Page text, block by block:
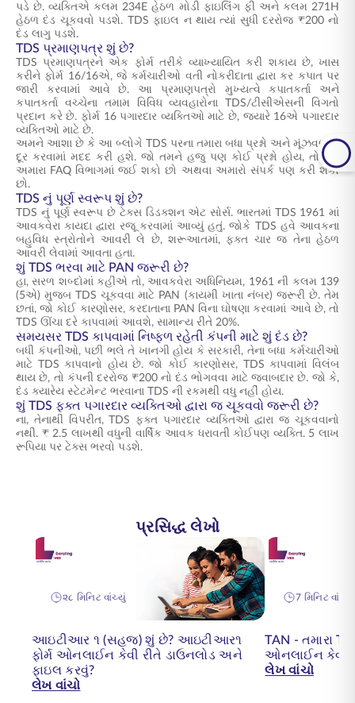
પડે છે. વ્યક્તિએ કલમ 234E હેઠળ મોડી ફાઇલિંગ ફી અને કલમ 271H
હેઠળ દંડ ચૂકવવો પડશે. TDS ફાઇલ ન થાય ત્યાં સુધી દરરોજ ₹200 નો
દંડ લાગુ પડશે.
TDS પ્રમાણપત્ર શું છે?
TDS પ્રમાણપત્રને એક ફોર્મ તરીકે વ્યાખ્યાયિત કરી શકાય છે, ખાસ
કરીને ફોર્મ 16/16એ, જે કર્મચારીઓ વતી નોકરીદાતા દ્વારા કર કપાત પર
જારી કરવામાં આવે છે. આ પ્રમાણપત્રો મુખ્યત્વે કપાતકર્તા અને
કપાતકર્તા વચ્ચેના તમામ વિવિધ વ્યવહારોના TDS/ટીસીએસની વિગતો
પ્રદાન કરે છે. ફોર્મ 16 પગારદાર વ્યક્તિઓ માટે છે, જ્યારે 16એ પગારદાર
વ્યક્તિઓ માટે છે.
અમને આશા છે કે આ બ્લોગે TDS પરના તમારા બધા પ્રશ્નો અને મૂંઝવણોને
દૂર કરવામાં મદદ કરી હશે. જો તમને હજુ પણ કોઈ પ્રશ્નો હોય, તો તમે
અમારા FAQ વિભાગમાં જઈ શકો છો અથવા અમારો સંપર્ક પણ કરી શકો
છો.
TDS નું પૂર્ણ સ્વરૂપ શું છે?
TDS નું પૂર્ણ સ્વરૂપ છે ટેક્સ ડિડક્શન એટ સોર્સ. ભારતમાં TDS 1961 માં
આવકવેરા કાયદા દ્વારા રજૂ કરવામાં આવ્યું હતું. જોકે TDS હવે આવકના
બહુવિધ સ્ત્રોતોને આવરી લે છે, શરૂઆતમાં, ફક્ત ચાર જ તેના હેઠળ
આવરી લેવામાં આવતા હતા.
શું TDS ભરવા માટે PAN જરૂરી છે?
હા, સરળ શબ્દોમાં કહીએ તો, આવકવેરા અધિનિયમ, 1961 ની કલમ 139
(5એ) મુજબ TDS ચૂકવવા માટે PAN (કાયમી ખાતા નંબર) જરૂરી છે. તેમ
છતાં, જો કોઈ કારણોસર, કરદાતાના PAN વિના ઘોષણા કરવામાં આવે છે, તો
TDS ઊંચા દરે કાપવામાં આવશે, સામાન્ય રીતે 20%.
સમયસર TDS કાપવામાં નિષ્ફળ રહેતી કંપની માટે શું દંડ છે?
બધી કંપનીઓ, પછી ભલે તે ખાનગી હોય કે સરકારી, તેના બધા કર્મચારીઓ
માટે TDS કાપવાનો હોય છે. જો કોઈ કારણોસર, TDS કાપવામાં વિલંબ
થાય છે, તો કંપની દરરોજ ₹200 નો દંડ ભોગવવા માટે જવાબદાર છે. જો કે,
દંડ ક્યારેય સ્ટેટમેન્ટ ભરવાના TDS ની રકમથી વધુ નહીં હોય.
શું TDS ફક્ત પગારદાર વ્યક્તિઓ દ્વારા જ ચૂકવવો જરૂરી છે?
ના, તેનાથી વિપરીત, TDS ફક્ત પગારદાર વ્યક્તિઓ દ્વારા જ ચૂકવવાનો
નથી. ₹ 2.5 લાખથી વધુની વાર્ષિક આવક ધરાવતી કોઈપણ વ્યક્તિ. 5 લાખ
રૂપિયા પર ટેક્સ ભરવો પડશે.
પ્રસિદ્ધ લેખો
૨૮ મિનિટ વાંચ્યું
આઇટીઆર ૧ (સહજ) શું છે? આઇટીઆર૧
ફોર્મ ઓનલાઈન કેવી રીતે ડાઉનલોડ અને
ફાઇલ કરવું?
લેખ વાંચો
7 મિનિટ વાંચ્યું
TAN - તમારા
ઓનલાઈન કેવી
લેખ વાંચો